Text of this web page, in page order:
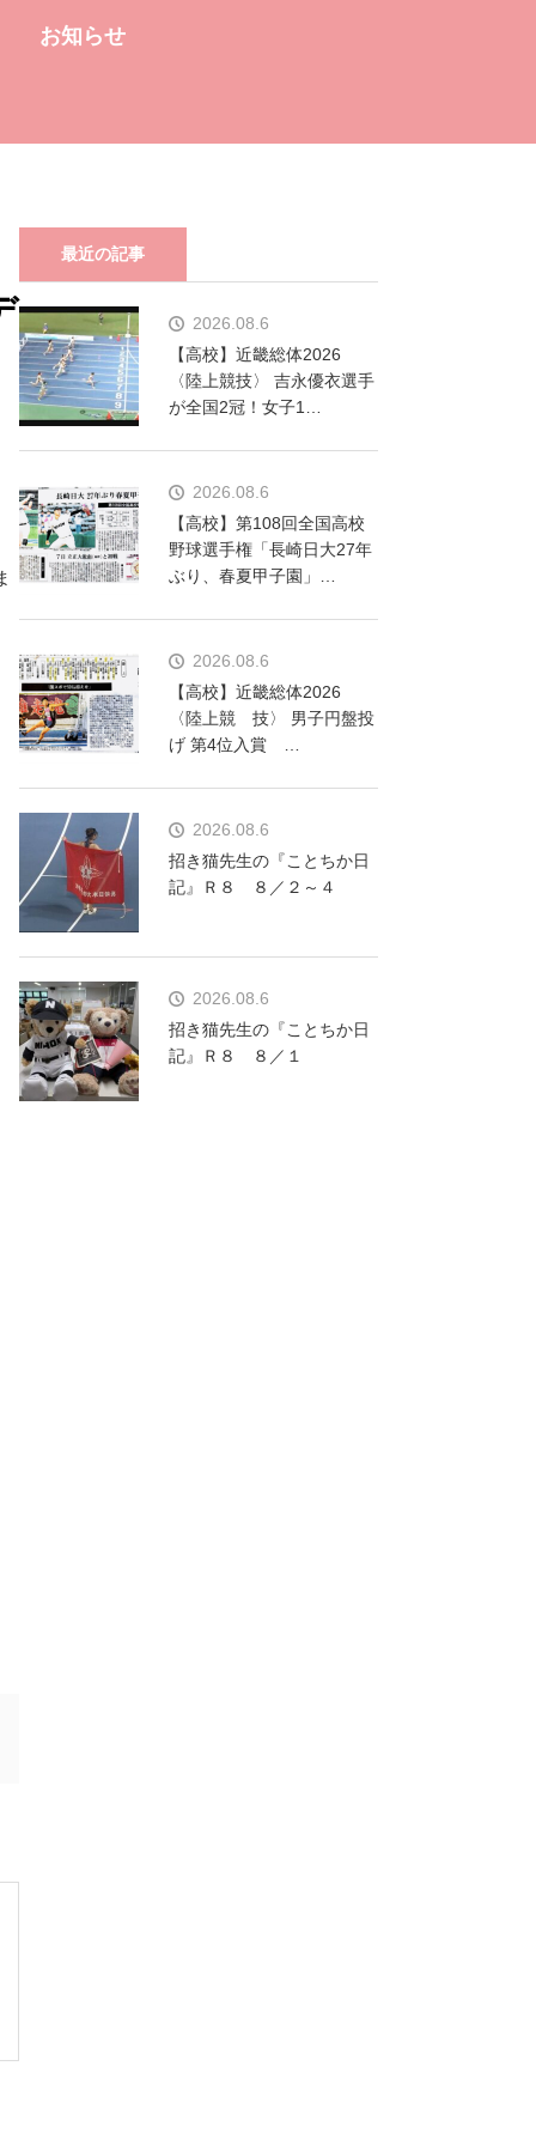
お知らせ
最近の記事
2026.08.6
【高校】近畿総体2026
〈陸上競技〉 吉永優衣選手
が全国2冠！女子1…
2026.08.6
【高校】第108回全国高校
野球選手権「長崎日大27年
ぶり、春夏甲子園」…
2026.08.6
【高校】近畿総体2026
〈陸上競 技〉 男子円盤投
げ 第4位入賞 …
2026.08.6
招き猫先生の『ことちか日
記』Ｒ８ ８／２～４
2026.08.6
招き猫先生の『ことちか日
記』Ｒ８ ８／１